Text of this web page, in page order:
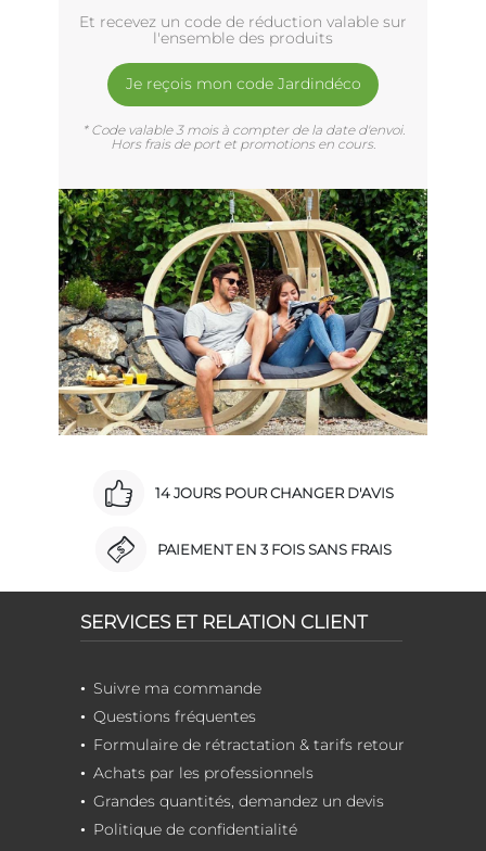
Et recevez un code de réduction valable sur
l'ensemble des produits
Je reçois mon code Jardindéco
* Code valable 3 mois à compter de la date d'envoi.
Hors frais de port et promotions en cours.
14 JOURS POUR CHANGER D'AVIS
PAIEMENT EN 3 FOIS SANS FRAIS
SERVICES ET RELATION CLIENT
Suivre ma commande
Questions fréquentes
Formulaire de rétractation & tarifs retour
Achats par les professionnels
Grandes quantités, demandez un devis
Politique de confidentialité